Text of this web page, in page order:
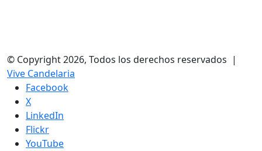
© Copyright 2026, Todos los derechos reservados |
Vive Candelaria
Facebook
X
LinkedIn
Flickr
YouTube